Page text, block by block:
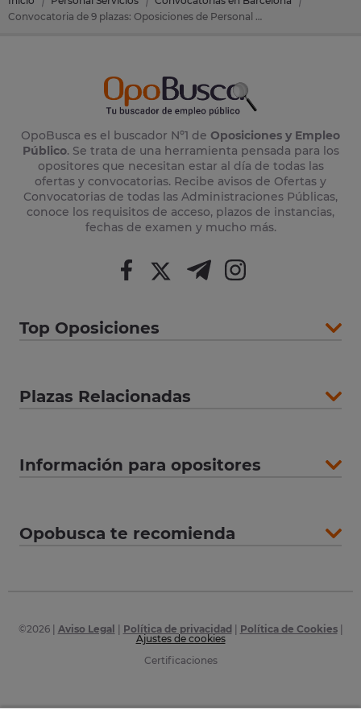
Convocatoria de 9 plazas: Oposiciones de Personal Servicios en Mataró (Barcelona)
OpoBusca es el buscador Nº1 de Oposiciones y Empleo
Público. Se trata de una herramienta pensada para los
opositores que necesitan estar al día de todas las
ofertas y convocatorias. Recibe avisos de Ofertas y
Convocatorias de todas las Administraciones Públicas,
conoce los requisitos de acceso, plazos de instancias,
fechas de examen y mucho más.
Top Oposiciones
Plazas Relacionadas
Información para opositores
Opobusca te recomienda
©2026| Aviso Legal Política de privacidad Política de Cookies|
Ajustes de cookies
Certificaciones